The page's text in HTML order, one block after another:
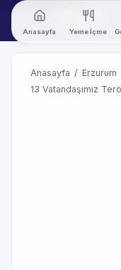
Anasayfa Yeme İçme
Anasayfa / Erzurum
13 Vatandaşımız